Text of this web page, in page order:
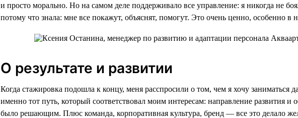
и просто морально. Но на самом деле поддерживало все управление: я никогда не
потому что знала: мне все покажут, объяснят, помогут. Это очень ценно, особенно в
О результате и развитии
Когда стажировка подошла к концу, меня расспросили о том, чем я хочу заниматься
именно тот путь, который соответствовал моим интересам: направление развития и
было решающим. Плюс команда, корпоративная культура, бренд — все это делало